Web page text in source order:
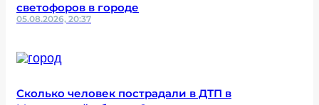
светофоров в городе
05.08.2026, 20:37
Сколько человек пострадали в ДТП в